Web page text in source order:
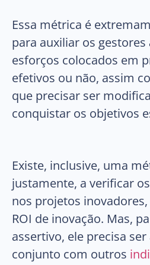
Essa métrica é
para auxiliar os gestores
esforços colocados em
efetivos ou não, assim
que precisar ser
conquistar os objetivos
Existe, inclusive, uma
justamente, a verificar
nos projetos
ROI de inovação. Mas,
assertivo, ele precisa
conjunto com outros